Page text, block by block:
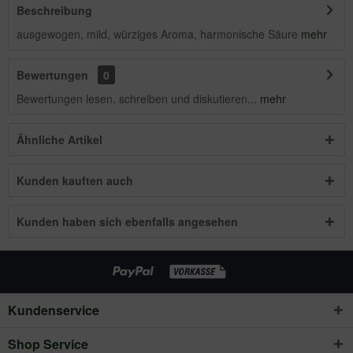
Beschreibung
ausgewogen, mild, würziges Aroma, harmonische Säure mehr
Bewertungen
0
Bewertungen lesen, schreiben und diskutieren... mehr
Ähnliche Artikel
Kunden kauften auch
Kunden haben sich ebenfalls angesehen
Kundenservice
Shop Service